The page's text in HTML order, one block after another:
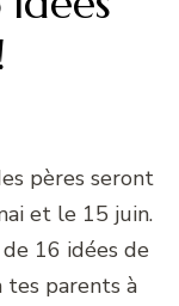
pères seront
et le 15 juin.
16 idées de
tes parents à